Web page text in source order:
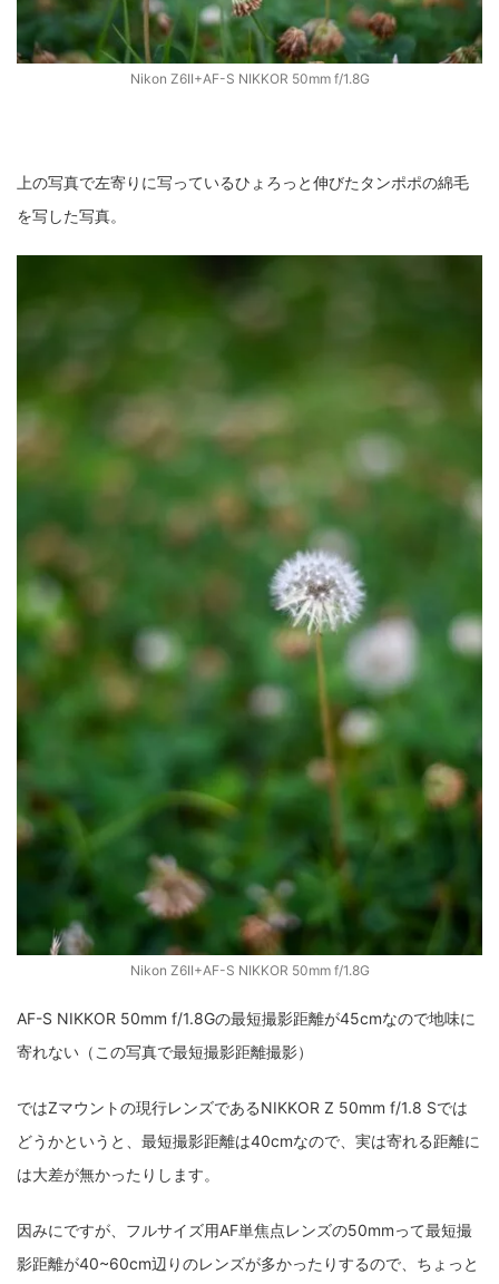
Nikon Z6II+AF-S NIKKOR 50mm f/1.8G
上の写真で左寄りに写っているひょろっと伸びたタンポポの綿毛
を写した写真。
Nikon Z6II+AF-S NIKKOR 50mm f/1.8G
AF-S NIKKOR 50mm f/1.8Gの最短撮影距離が45cmなので地味に
寄れない（この写真で最短撮影距離撮影）
ではZマウントの現行レンズであるNIKKOR Z 50mm f/1.8 Sでは
どうかというと、最短撮影距離は40cmなので、実は寄れる距離に
は大差が無かったりします。
因みにですが、フルサイズ用AF単焦点レンズの50mmって最短撮
影距離が40~60cm辺りのレンズが多かったりするので、ちょっと